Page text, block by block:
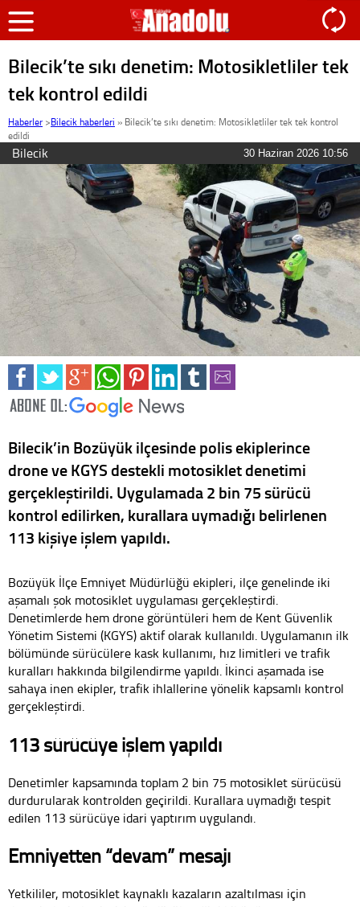
Bilecik’te sıkı denetim: Motosikletliler tek
tek kontrol edildi
Haberler >Bilecik haberleri » Bilecik’te sıkı denetim: Motosikletliler tek tek kontrol
edildi
Bilecik 30 Haziran 2026 10:56
Bilecik’in Bozüyük ilçesinde polis ekiplerince
drone ve KGYS destekli motosiklet denetimi
gerçekleştirildi. Uygulamada 2 bin 75 sürücü
kontrol edilirken, kurallara uymadığı belirlenen
113 kişiye işlem yapıldı.
Bozüyük İlçe Emniyet Müdürlüğü ekipleri, ilçe genelinde iki
aşamalı şok motosiklet uygulaması gerçekleştirdi.
Denetimlerde hem drone görüntüleri hem de Kent Güvenlik
Yönetim Sistemi (KGYS) aktif olarak kullanıldı. Uygulamanın ilk
bölümünde sürücülere kask kullanımı, hız limitleri ve trafik
kuralları hakkında bilgilendirme yapıldı. İkinci aşamada ise
sahaya inen ekipler, trafik ihlallerine yönelik kapsamlı kontrol
gerçekleştirdi.
113 sürücüye işlem yapıldı
Denetimler kapsamında toplam 2 bin 75 motosiklet sürücüsü
durdurularak kontrolden geçirildi. Kurallara uymadığı tespit
edilen 113 sürücüye idari yaptırım uygulandı.
Emniyetten “devam” mesajı
Yetkililer, motosiklet kaynaklı kazaların azaltılması için